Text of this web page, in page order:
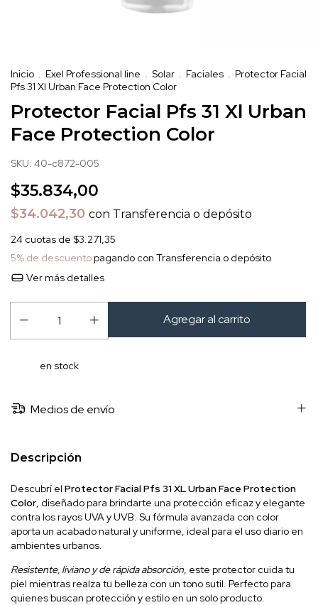
Inicio . Exel Professional line . Solar . Faciales . Protector Facial
Pfs 31 Xl Urban Face Protection Color
Protector Facial Pfs 31 Xl Urban
Face Protection Color
SKU: 40-c872-005
$35.834,00
$34.042,30 con Transferencia o depósito
24 cuotas de $3.271,35
5% de descuentopagando con Transferencia o depósito
Ver más detalles
en stock
Medios de envío
Descripción
Descubrí el Protector Facial Pfs 31 XL Urban Face Protection
Color , diseñado para brindarte una protección eficaz y elegante
contra los rayos UVA y UVB. Su fórmula avanzada con color
aporta un acabado natural y uniforme, ideal para el uso diario en
ambientes urbanos.
Resistente, liviano y de rápida absorción , este protector cuida tu
piel mientras realza tu belleza con un tono sutil. Perfecto para
quienes buscan protección y estilo en un solo producto.